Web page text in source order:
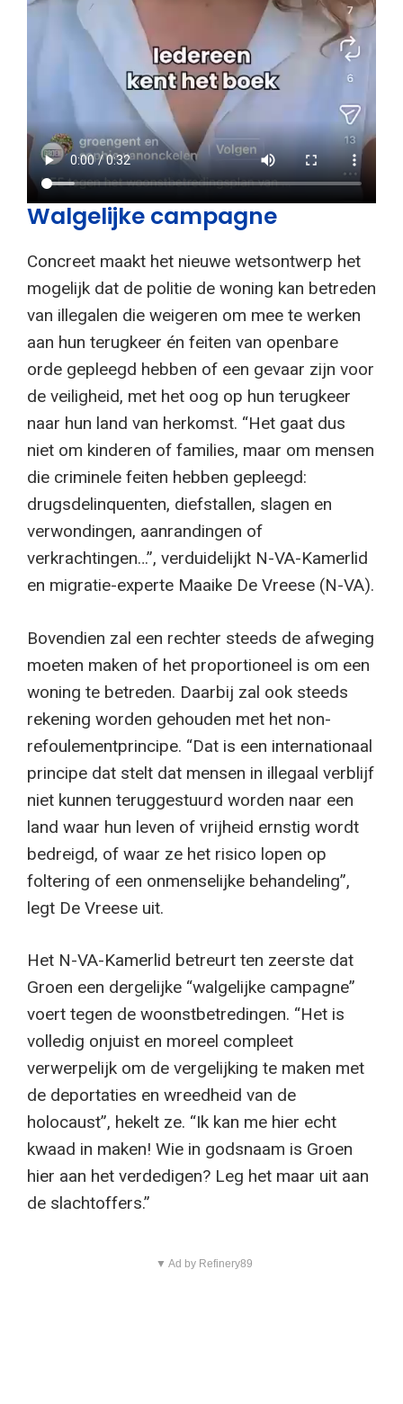
Walgelijke campagne
Concreet maakt het nieuwe wetsontwerp het
mogelijk dat de politie de woning kan betreden
van illegalen die weigeren om mee te werken
aan hun terugkeer én feiten van openbare
orde gepleegd hebben of een gevaar zijn voor
de veiligheid, met het oog op hun terugkeer
naar hun land van herkomst. “Het gaat dus
niet om kinderen of families, maar om mensen
die criminele feiten hebben gepleegd:
drugsdelinquenten, diefstallen, slagen en
verwondingen, aanrandingen of
verkrachtingen…”, verduidelijkt N-VA-Kamerlid
en migratie-experte Maaike De Vreese (N-VA).
Bovendien zal een rechter steeds de afweging
moeten maken of het proportioneel is om een
woning te betreden. Daarbij zal ook steeds
rekening worden gehouden met het non-
refoulementprincipe. “Dat is een internationaal
principe dat stelt dat mensen in illegaal verblijf
niet kunnen teruggestuurd worden naar een
land waar hun leven of vrijheid ernstig wordt
bedreigd, of waar ze het risico lopen op
foltering of een onmenselijke behandeling”,
legt De Vreese uit.
Het N-VA-Kamerlid betreurt ten zeerste dat
Groen een dergelijke “walgelijke campagne”
voert tegen de woonstbetredingen. “Het is
volledig onjuist en moreel compleet
verwerpelijk om de vergelijking te maken met
de deportaties en wreedheid van de
holocaust”, hekelt ze. “Ik kan me hier echt
kwaad in maken! Wie in godsnaam is Groen
hier aan het verdedigen? Leg het maar uit aan
de slachtoffers.”
▼ Ad by Refinery89